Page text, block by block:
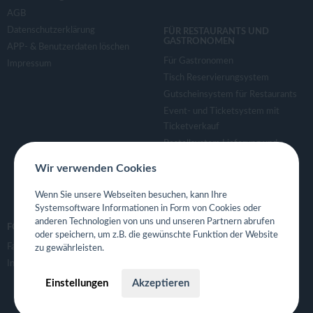
AGB
Datenschutzerklärung
APP- & Benutzerdaten löschen
Impressum
FÜR RESTAURANTS UND
GASTRONOMEN
Für Gastronomen
Tisch Reservierungsystem
Gutscheinsystem für Restaurants
Event- und Ticketsystem mit
Ticketverkauf
Bestellsystem Lieferung und
Eigene App für Restaurant
FOLGE UNS
Facebook
Instagram
Wir verwenden Cookies
Wenn Sie unsere Webseiten besuchen, kann Ihre
Systemsoftware Informationen in Form von Cookies oder
anderen Technologien von uns und unseren Partnern abrufen
oder speichern, um z.B. die gewünschte Funktion der Website
zu gewährleisten.
Einstellungen Akzeptieren